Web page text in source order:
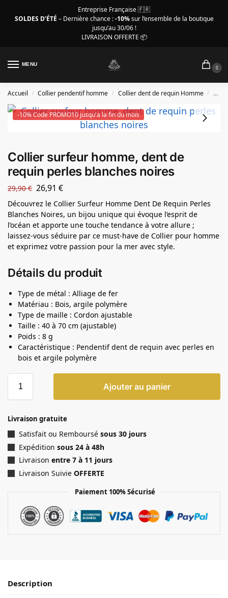
Entreprise Française 🇫🇷
SOLDES D’ÉTÉ – Dernière chance :-10%sur l’ensemble de la boutique
jusqu’au 30/06 !
LIVRAISON OFFERTE 📦
MENU
0
Accueil / Collier pendentif homme / Collier dent de requin Homme /
-10% Code PROMO10 jusqu'a la fin du mois
Collier surfeur homme, dent de
requin perles blanches noires
29,90€ 26,91 €
Découvrez le Collier Surfeur Homme Dent De Requin Perles
Blanches Noires, un bijou unique qui évoque l’esprit de
l’océan et apporte une touche tendance à votre allure ;
laissez-vous séduire par ce must-have de Collier pour homme
et exprimez votre passion pour la mer avec style.
Détails du produit
Type de métal : Alliage de fer
Matériau : Bois, argile polymère
Type de maille : Cordon ajustable
Taille : 40 à 70 cm (ajustable)
Poids : 8 g
Caractéristique : Pendentif dent de requin avec perles en
bois et argile polymère
Ajouter au panier
Livraison gratuite
Satisfait ou Remboursé sous 30 jours
Expédition sous 24 à 48h
Livraison entre 7 à 11 jours
Livraison Suivie OFFERTE
Paiement 100% Sécurisé
Description